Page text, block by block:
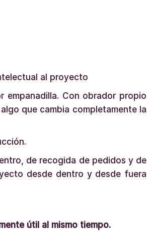
al proyecto
empanadilla. Con obrador propio
que cambia completamente la
de recogida de pedidos y de
desde dentro y desde fuera
útil al mismo tiempo.